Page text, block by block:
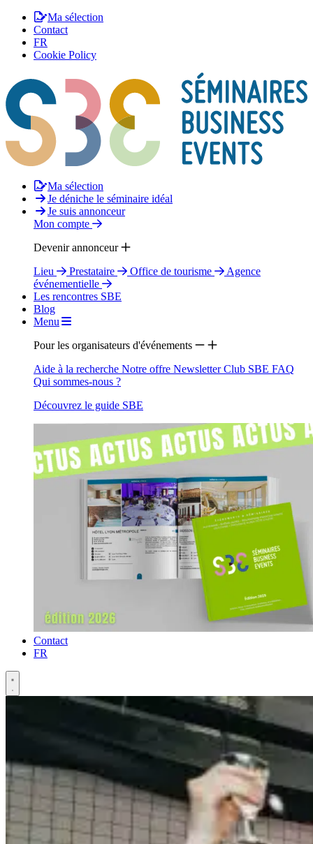
Ma sélection
Contact
FR
Cookie Policy
Ma sélection
Je déniche le séminaire idéal
Je suis annonceur
Mon compte
Devenir annonceur
Lieu
Prestataire Office de tourisme
Agence
événementielle
Les rencontres SBE
Blog
Menu
Pour les organisateurs d'événements
Aide à la recherche Notre offre NewsletterClub SBE FAQ
Qui sommes-nous ?
Découvrez le guide SBE
Contact
FR